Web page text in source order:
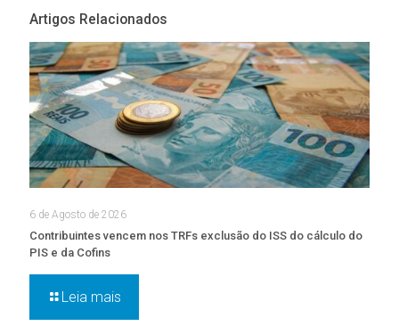
Artigos Relacionados
6 de Agosto de 2026
Contribuintes vencem nos TRFs exclusão do ISS do cálculo do
PIS e da Cofins
Leia mais